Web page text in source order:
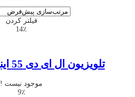
فیلتر کردن
14٪
تلویزیون ال ای دی 55 اینچ هوشمند آیوا
موجود نیست !
9٪